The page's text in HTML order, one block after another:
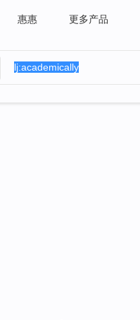
惠惠 更多产品